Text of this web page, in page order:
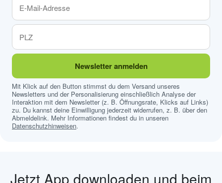
Newsletter anmelden
Mit Klick auf den Button stimmst du dem Versand unseres
Newsletters und der Personalisierung einschließlich Analyse der
Interaktion mit dem Newsletter (z. B. Öffnungsrate, Klicks auf Links)
zu. Du kannst deine Einwilligung jederzeit widerrufen, z. B. über den
Abmeldelink. Mehr Informationen findest du in unseren
Datenschutzhinweisen.
Jetzt App downloaden und beim